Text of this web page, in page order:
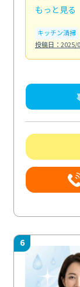
もっと見る
キッチン清掃
投稿日：2025/
6